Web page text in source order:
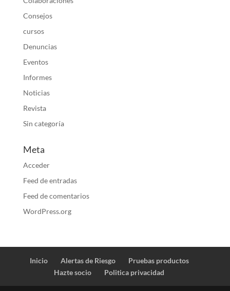
Consejos
cursos
Denuncias
Eventos
Informes
Noticias
Revista
Sin categoría
Meta
Acceder
Feed de entradas
Feed de comentarios
WordPress.org
Inicio Alertas de Riesgo
Pruebas productos
Hazte socio
Politica privacidad